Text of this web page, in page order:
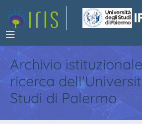
Archivio
ricerca
Studi di Palermo